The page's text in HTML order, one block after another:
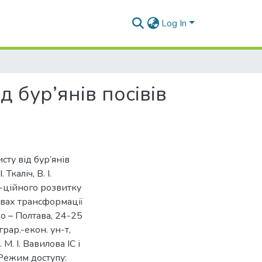
Log In
бур’янів посівів
від бур’янів
В. І.
розвитку
трансформації
– Полтава, 24-25
екон. ун-т,
І. Вавилова ІС і
доступу: